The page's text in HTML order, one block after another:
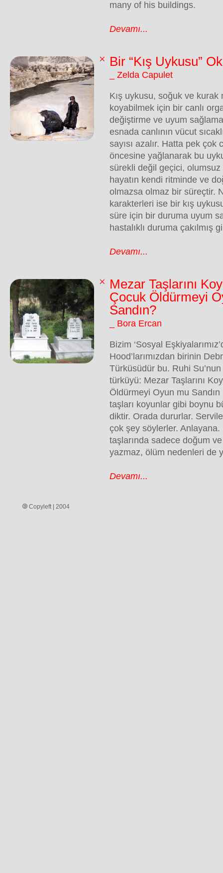
many of his buildings.
Devamı...
Bir “Kış Uykusu”
_ Zelda Capulet
Kış uykusu, soğuk ve kurak
koyabilmek için bir canlı
değiştirme ve uyum
esnada canlının vücut
sayısı azalır. Hatta pek çok
öncesine yağlanarak bu
sürekli değil geçici,
hayatın kendi ritminde ve
olmazsa olmaz bir süreçtir.
karakterleri ise bir kış
süre için bir duruma uyum
hastalıklı duruma çakılmış
Devamı...
Mezar Taşlarını
Çocuk Öldürmeyi
Sandın?
_ Bora Ercan
Bizim ‘Sosyal
Hood’larımızdan birinin
Türküsüdür bu. Ruhi
türküyü: Mezar Taşlarını
Öldürmeyi Oyun mu
taşları koyunlar gibi boynu
diktir. Orada dururlar.
çok şey söylerler. Anlayana.
taşlarında sadece doğum
yazmaz, ölüm nedenleri de
Devamı...
Copyleft | 2004